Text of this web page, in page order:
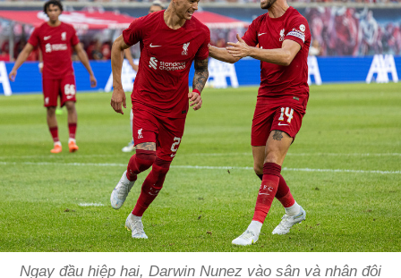
Ngay đầu hiệp hai, Darwin Nunez vào sân và nhân đôi